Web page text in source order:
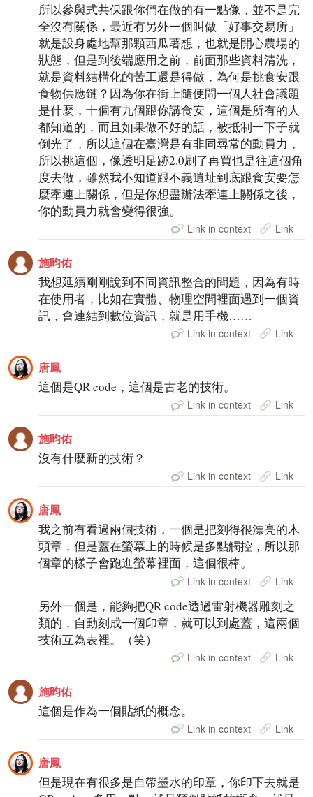
所以參與式共保跟你們在做的有一點像，並不是完
全沒有關係，最近有另外一個叫做「好事交易所」
就是設身處地幫那顆西瓜著想，也就是開心農場的
狀態，但是到後端應用之前，前面那些資料清洗，
就是資料結構化的苦工還是得做，為何是挑食安跟
食物供應鏈？因為你在街上隨便問一個人社會議題
是什麼，十個有九個跟你講食安，這個是所有的人
都知道的，而且如果做不好的話，被抵制一下子就
倒光了，所以這個在臺灣是有非同尋常的動員力，
所以挑這個，像透明足跡2.0刷了再買也是往這個角
度去做，雖然我不知道跟不義遺址到底跟食安要怎
麼牽連上關係，但是你想盡辦法牽連上關係之後，
你的動員力就會變得很強。
Link in context Link
施昀佑
我想延續剛剛說到不同資訊整合的問題，因為有時
在使用者，比如在實體、物理空間裡面遇到一個資
訊，會連結到數位資訊，就是用手機……
Link in context Link
唐鳳
這個是QR code，這個是古老的技術。
Link in context Link
施昀佑
沒有什麼新的技術？
Link in context Link
唐鳳
我之前有看過兩個技術，一個是把刻得很漂亮的木
頭章，但是蓋在螢幕上的時候是多點觸控，所以那
個章的樣子會跑進螢幕裡面，這個很棒。
Link in context Link
另外一個是，能夠把QR code透過雷射機器雕刻之
類的，自動刻成一個印章，就可以到處蓋，這兩個
技術互為表裡。（笑）
Link in context Link
施昀佑
這個是作為一個貼紙的概念。
Link in context Link
唐鳳
但是現在有很多是自帶墨水的印章，你印下去就是